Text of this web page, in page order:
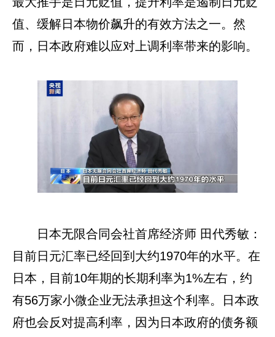
值、缓解日本物价飙升的有效方法之一。然
而，日本政府难以应对上调利率带来的影响。
日本无限合同会社首席经济师 田代秀敏：
目前日元汇率已经回到大约1970年的水平。在
日本，目前10年期的长期利率为1%左右，约
有56万家小微企业无法承担这个利率。日本政
府也会反对提高利率，因为日本政府的债务额